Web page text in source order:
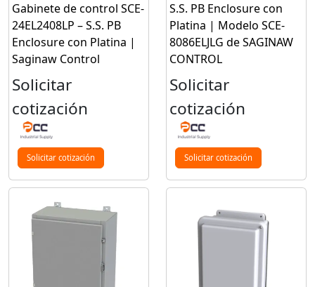
Gabinete de control SCE-
24EL2408LP – S.S. PB
Enclosure con Platina |
Saginaw Control
Solicitar
cotización
Solicitar cotización
S.S. PB Enclosure con
Platina | Modelo SCE-
8086ELJLG de SAGINAW
CONTROL
Solicitar
cotización
Solicitar cotización